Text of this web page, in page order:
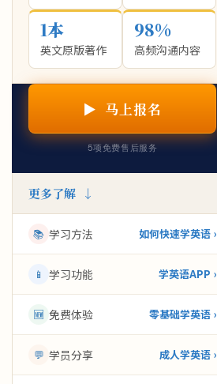
1本
英文原版著作
98%
高频沟通内容
▶ 马上报名
5项免费售后服务
更多了解 ↓
📚 学习方法 如何快速学英语 ›
📱 学习功能 学英语APP ›
🆕 免费体验 零基础学英语 ›
💬 学员分享 成人学英语 ›